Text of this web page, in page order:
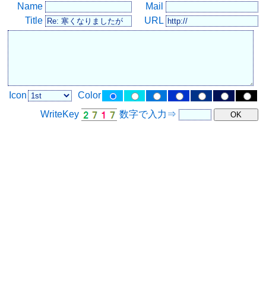
Name
Mail
Title
URL
Icon
Color
WriteKey
数字で入力⇒